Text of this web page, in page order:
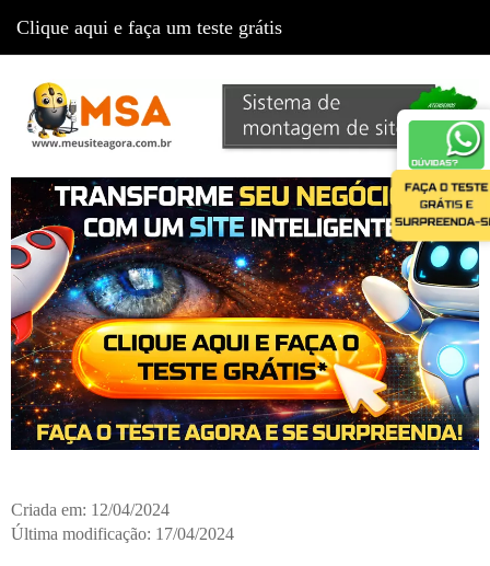
Criada em: 12/04/2024
Última modificação: 17/04/2024
Clique aqui e faça um teste grátis